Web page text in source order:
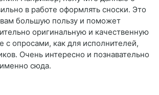
в работе оформлять сноски. Это
большую пользу и поможет
оригинальную и качественную
с опросами, как для исполнителей,
Очень интересно и познавательно
именно сюда.